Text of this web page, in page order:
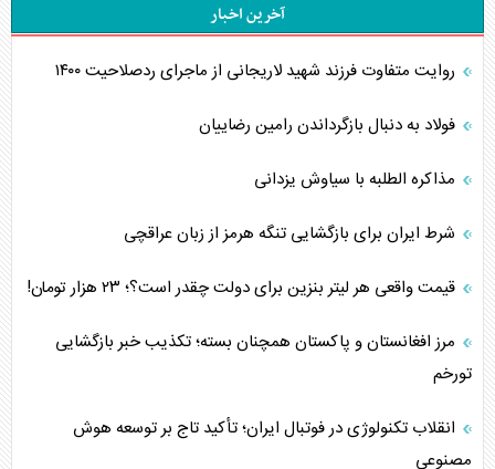
آخرین اخبار
روایت متفاوت فرزند شهید لاریجانی از ماجرای ردصلاحیت ۱۴۰۰
فولاد به دنبال بازگرداندن رامین رضاییان
مذاکره الطلبه با سیاوش یزدانی
شرط ایران برای بازگشایی تنگه هرمز از زبان عراقچی
قیمت واقعی هر لیتر بنزین برای دولت چقدر است؟؛ ۲۳ هزار تومان!
مرز افغانستان و پاکستان همچنان بسته؛ تکذیب خبر بازگشایی
تورخم
انقلاب تکنولوژی در فوتبال ایران؛ تأکید تاج بر توسعه هوش
مصنوعی